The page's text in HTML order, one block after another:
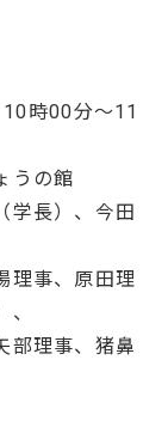
時00分～11
うの館
学長）、今田
理事、原田理
部理事、猪鼻